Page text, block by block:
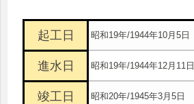
起工日 昭和19年/1944年10月5日
進水日 昭和19年/1944年12月11日
竣工日 昭和20年/1945年3月5日